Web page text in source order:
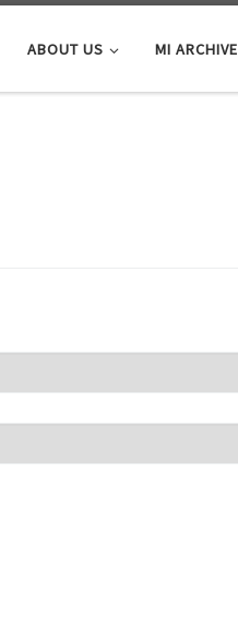
ABOUT US MI ARCHIVE